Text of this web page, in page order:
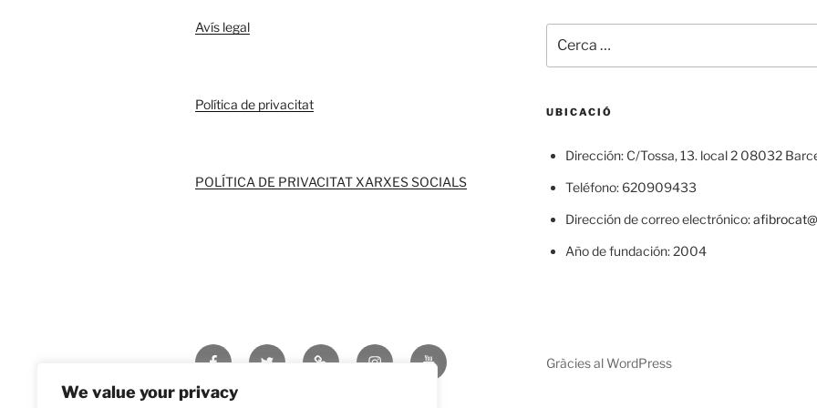
We value your privacy
Avís legal
Política de privacitat
POLÍTICA DE PRIVACITAT XARXES SOCIALS
UBICACIÓ
Dirección: C/Tossa, 13. local 2 08032
Teléfono: 620909433
Dirección de correo electrónico:
Año de fundación: 2004
Visita’ns
Facebook
Twitter POLITICAInstagramYoutube Gràcies al WordPress